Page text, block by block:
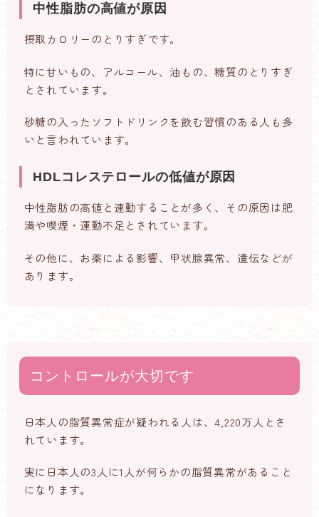
中性脂肪の高値が原因
摂取カロリーのとりすぎです。
特に甘いもの、アルコール、油もの、糖質のとりすぎ
とされています。
砂糖の入ったソフトドリンクを飲む習慣のある人も多
いと言われています。
HDLコレステロールの低値が原因
中性脂肪の高値と連動することが多く、その原因は肥
満や喫煙・運動不足とされています。
その他に、お薬による影響、甲状腺異常、遺伝などが
あります。
コントロールが大切です
日本人の脂質異常症が疑われる人は、4,220万人とさ
れています。
実に日本人の3人に1人が何らかの脂質異常があること
になります。